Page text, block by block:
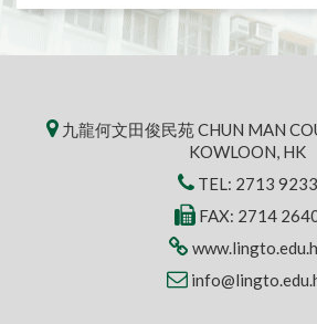
九龍何文田俊民苑 CHUN MAN
KOWLOON, HK
TEL: 2713 9233
FAX: 2714